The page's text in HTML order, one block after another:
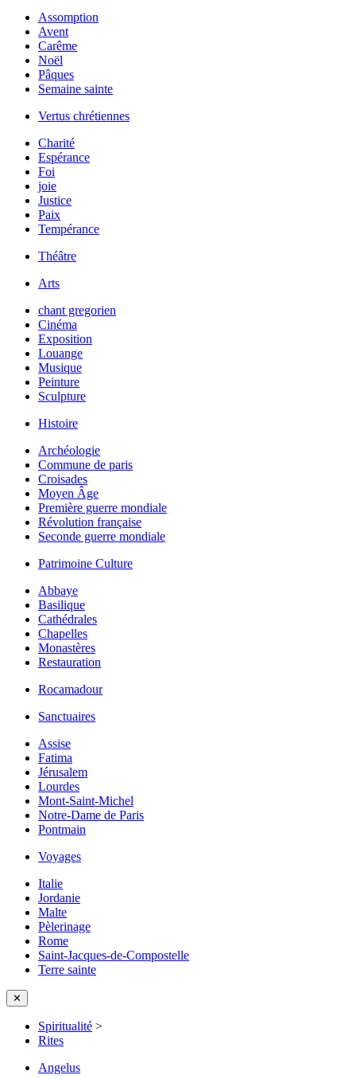
Assomption
Avent
Carême
Noël
Pâques
Semaine sainte
Vertus chrétiennes
Charité
Espérance
Foi
joie
Justice
Paix
Tempérance
Théâtre
Arts
chant gregorien
Cinéma
Exposition
Louange
Musique
Peinture
Sculpture
Histoire
Archéologie
Commune de paris
Croisades
Moyen Âge
Première guerre mondiale
Révolution française
Seconde guerre mondiale
Patrimoine Culture
Abbaye
Basilique
Cathédrales
Chapelles
Monastères
Restauration
Rocamadour
Sanctuaires
Assise
Fatima
Jérusalem
Lourdes
Mont-Saint-Michel
Notre-Dame de Paris
Pontmain
Voyages
Italie
Jordanie
Malte
Pèlerinage
Rome
Saint-Jacques-de-Compostelle
Terre sainte
✕
Spiritualité >
Rites
Angelus